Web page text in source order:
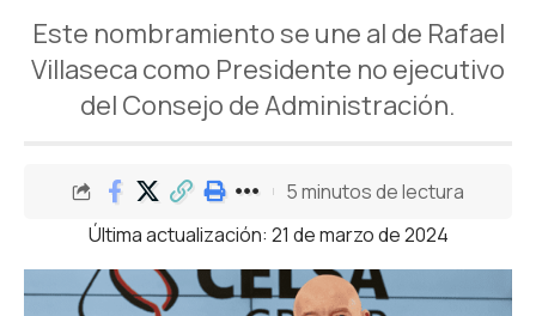
Este nombramiento se une al de Rafael
Villaseca como Presidente no ejecutivo
del Consejo de Administración.
Última actualización: 21 de marzo de 2024
5 minutos de lectura